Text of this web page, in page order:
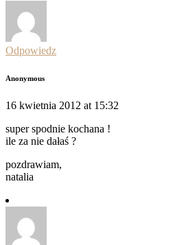
Odpowiedz
Anonymous
16 kwietnia 2012 at 15:32
super spodnie kochana !
ile za nie dałaś ?
pozdrawiam,
natalia